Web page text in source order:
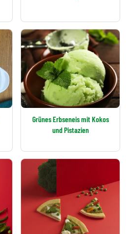
Grünes Erbseneis mit Kokos
und Pistazien